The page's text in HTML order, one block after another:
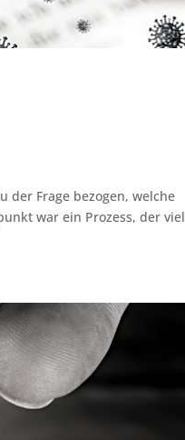
der Frage bezogen, welche
war ein Prozess, der viel